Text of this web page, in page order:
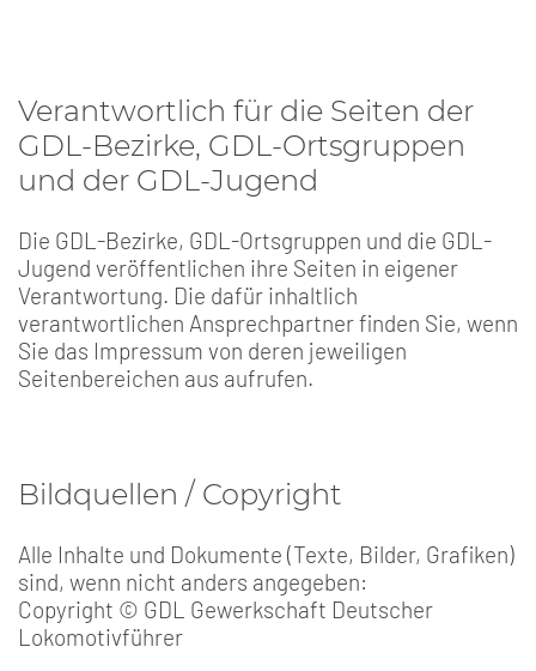
Verantwortlich für die Seiten der
GDL-Bezirke, GDL-Ortsgruppen
und der GDL-Jugend
Die GDL-Bezirke, GDL-Ortsgruppen und die GDL-
Jugend veröffentlichen ihre Seiten in eigener
Verantwortung. Die dafür inhaltlich
verantwortlichen Ansprechpartner finden Sie, wenn
Sie das Impressum von deren jeweiligen
Seitenbereichen aus aufrufen.
Bildquellen / Copyright
Alle Inhalte und Dokumente (Texte, Bilder, Grafiken)
sind, wenn nicht anders angegeben:
Copyright © GDL Gewerkschaft Deutscher
Lokomotivführer